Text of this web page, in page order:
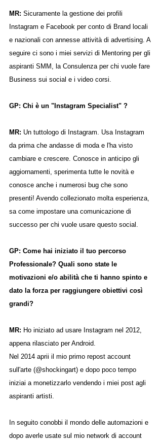
MR: Sicuramente la gestione dei profili
Instagram e Facebook per conto di Brand locali
e nazionali con annesse attività di advertising. A
seguire ci sono i miei servizi di Mentoring per gli
aspiranti SMM, la Consulenza per chi vuole fare
Business sui social e i video corsi.
GP: Chi è un "Instagram Specialist" ?
MR: Un tuttologo di Instagram. Usa Instagram
da prima che andasse di moda e l'ha visto
cambiare e crescere. Conosce in anticipo gli
aggiornamenti, sperimenta tutte le novità e
conosce anche i numerosi bug che sono
presenti! Avendo collezionato molta esperienza,
sa come impostare una comunicazione di
successo per chi vuole usare questo social.
GP: Come hai iniziato il tuo percorso
Professionale? Quali sono state le
motivazioni e/o abilità che ti hanno spinto e
dato la forza per raggiungere obiettivi così
grandi?
MR: Ho iniziato ad usare Instagram nel 2012,
appena rilasciato per Android.
Nel 2014 aprii il mio primo repost account
sull'arte (@shockingart) e dopo poco tempo
iniziai a monetizzarlo vendendo i miei post agli
aspiranti artisti.
In seguito conobbi il mondo delle automazioni e
dopo averle usate sul mio network di account